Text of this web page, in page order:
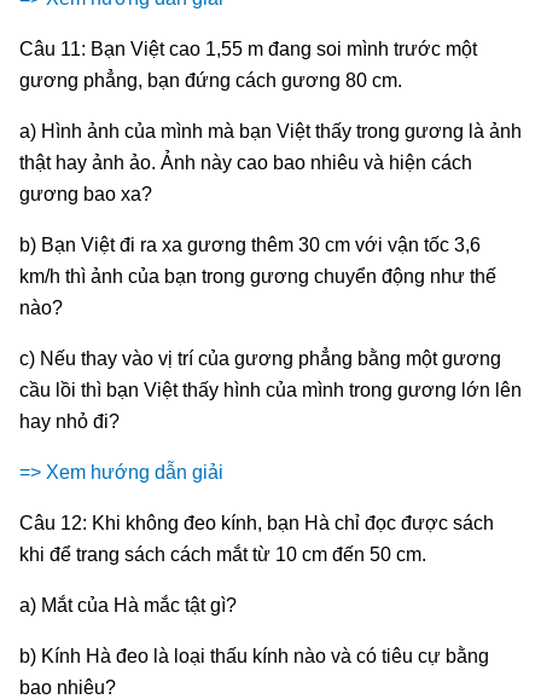
Câu 11: Bạn Việt cao 1,55 m đang soi mình trước một
gương phẳng, bạn đứng cách gương 80 cm.
a) Hình ảnh của mình mà bạn Việt thấy trong gương là ảnh
thật hay ảnh ảo. Ảnh này cao bao nhiêu và hiện cách
gương bao xa?
b) Bạn Việt đi ra xa gương thêm 30 cm với vận tốc 3,6
km/h thì ảnh của bạn trong gương chuyển động như thế
nào?
c) Nếu thay vào vị trí của gương phẳng bằng một gương
cầu lồi thì bạn Việt thấy hình của mình trong gương lớn lên
hay nhỏ đi?
=> Xem hướng dẫn giải
Câu 12: Khi không đeo kính, bạn Hà chỉ đọc được sách
khi để trang sách cách mắt từ 10 cm đến 50 cm.
a) Mắt của Hà mắc tật gì?
b) Kính Hà đeo là loại thấu kính nào và có tiêu cự bằng
bao nhiêu?